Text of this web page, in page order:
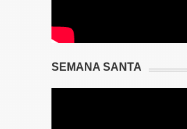
SEMANA SANTA